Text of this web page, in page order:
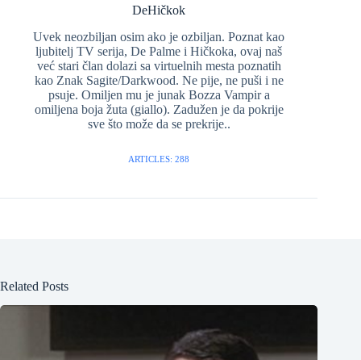
DeHičkok
Uvek neozbiljan osim ako je ozbiljan. Poznat kao
ljubitelj TV serija, De Palme i Hičkoka, ovaj naš
već stari član dolazi sa virtuelnih mesta poznatih
kao Znak Sagite/Darkwood. Ne pije, ne puši i ne
psuje. Omiljen mu je junak Bozza Vampir a
omiljena boja žuta (giallo). Zadužen je da pokrije
sve što može da se prekrije..
ARTICLES: 288
Related Posts